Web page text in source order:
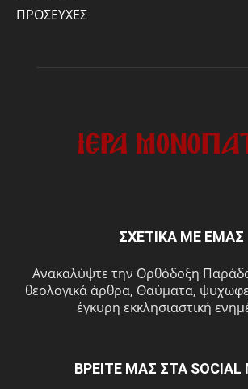
ΠΡΟΣΕΥΧΕΣ
ΣΧΕΤΙΚΑ ΜΕ ΕΜΑΣ
Ανακαλύψτε την Ορθόδοξη
θεολογικά άρθρα, Θαύματα,
έγκυρη εκκλησιαστική
ΒΡΕΙΤΕ ΜΑΣ ΣΤΑ SOCIAL